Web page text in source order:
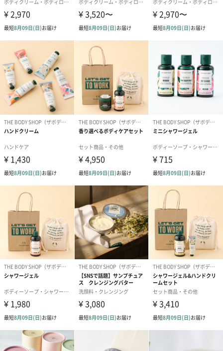
ザボディショップは、ありのままの美しさを通して人や社会、地
球に変革を起こしていく、イギリス発のトータルビューティブラ
世界中から集めた選りすぐりのナチュラルな原材料を用い、スキ
ンケア、ボディケア、フレグランス、メイクアップといったあら
ゆる製品を展開。その歴史は、1976年に創業者のアニータ・ロデ
ィックが、郊外の港町で天然原料をベースにしたビューティ製品
の店をオープンしたところから始まりました。
商品詳細情報
成分
水、シア脂、カカオ脂、グリセリン、ヒマワリ種子
油、ジステアリン酸ポリグリセリル－3、セテアリルア
ルコール、ステアリルアルコール、（カプリル酸／カ
プリン酸）ヤシアルキル、コメヌカロウ、トリ（カプ
リル酸／カプリン酸）グリセリル、香料、ブラジルナ
ッツ油、オリーブ果実油、ラベンダー油、ステアロイ
ルグルタミン酸Na、カプリリルグリコール、クエン酸
ステアリン酸グリセリル、キサンタンガム、トコフェ
ロール、クエン酸、水酸化Na、エチレンジアミンジコ
ハク酸3Na、フェノキシエタノール
商品サイズ
長さ10cm×幅10cm×高さ5.8cm
商品重量／内
容量
510g／200ml
注意事項
オイルなどの成分を含む商品は、航空危険物に含まれ
るため航空機に搭載することができません。そのため
離島などの航空便を使用する地域にお住まいのかたへ
お届けの場合は、船便に変更するため1週間前後お届け
が遅くなる可能性がございます。